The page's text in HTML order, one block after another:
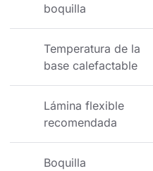
boquilla
Temperatura de la
base calefactable
Lámina flexible
recomendada
Boquilla